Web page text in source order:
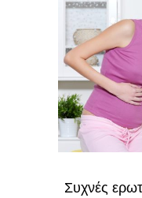
Συχνές